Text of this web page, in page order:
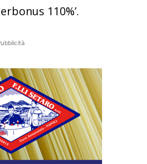
110%’.